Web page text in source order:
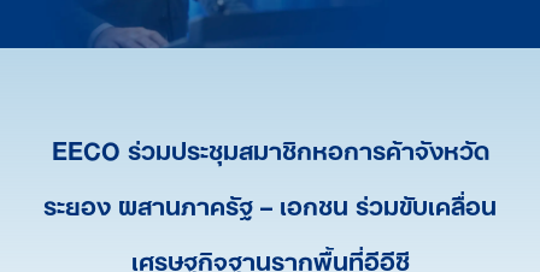
EECO ร่วมประชุมสมาชิกหอการค้าจังหวัด
ระยอง ผสานภาครัฐ – เอกชน ร่วมขับเคลื่อน
เศรษฐกิจฐานรากพื้นที่อีอีซี